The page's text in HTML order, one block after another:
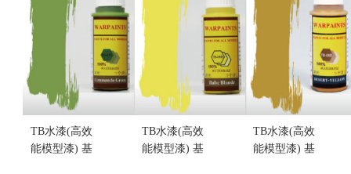
TB水漆(高效
能模型漆) 基
TB水漆(高效
能模型漆) 基
TB水漆(高效
能模型漆) 基